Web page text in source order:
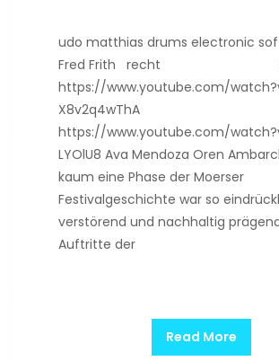
udo matthias drums electronic
Fred Frith recht
https://www.youtube.com/
X8v2q4wThA
https://www.youtube.com/
LYOlU8 Ava Mendoza Oren
kaum eine Phase der Moerser
Festivalgeschichte war so
verstörend und nachhaltig
Auftritte der
Read More